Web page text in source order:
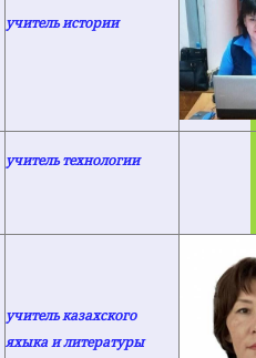
учитель истории
учитель технологии
учитель казахского
яхыка и литературы